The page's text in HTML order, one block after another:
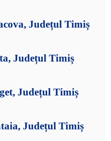
Județul Timiș
Județul Timiș
Județul Timiș
Județul Timiș